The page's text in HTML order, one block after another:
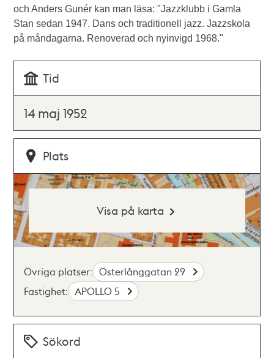
och Anders Gunér kan man läsa: "Jazzklubb i Gamla
Stan sedan 1947. Dans och traditionell jazz. Jazzskola
på måndagarna. Renoverad och nyinvigd 1968."
Tid
14 maj 1952
Plats
Visa på karta
Övriga platser: Österlånggatan 29
Fastighet: APOLLO 5
Sökord